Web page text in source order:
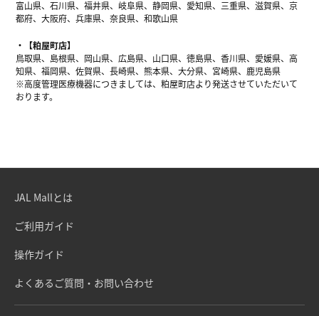
富山県、石川県、福井県、岐阜県、静岡県、愛知県、三重県、滋賀県、京
都府、大阪府、兵庫県、奈良県、和歌山県
【粕屋町店】
鳥取県、島根県、岡山県、広島県、山口県、徳島県、香川県、愛媛県、高
知県、福岡県、佐賀県、長崎県、熊本県、大分県、宮崎県、鹿児島県
※高度管理医療機器につきましては、粕屋町店より発送させていただいて
おります。
JAL Mallとは
ご利用ガイド
操作ガイド
よくあるご質問・お問い合わせ